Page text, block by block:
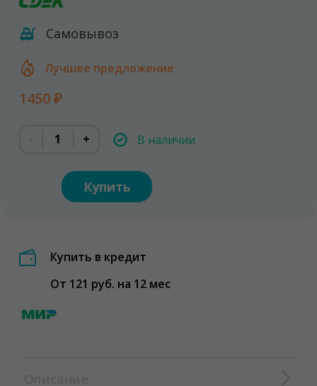
Самовывоз
Лучшее предложение
1450 ₽
+ В наличии
Купить
Купить в кредит
От 121 руб. на 12 мес